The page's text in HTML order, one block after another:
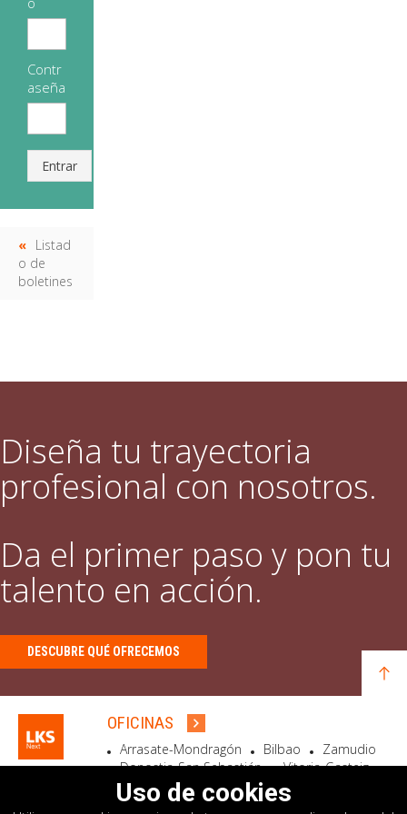
Contr
aseña
Entrar
Listad
o de
boletines
Diseña tu trayectoria
profesional con nosotros.
Da el primer paso y pon tu
talento en acción.
DESCUBRE QUÉ OFRECEMOS
OFICINAS
Arrasate-Mondragón Bilbao
Zamudio
Donostia-San Sebastián
Vitoria-Gasteiz
Madrid
El Astillero Bidart
Uso de cookies